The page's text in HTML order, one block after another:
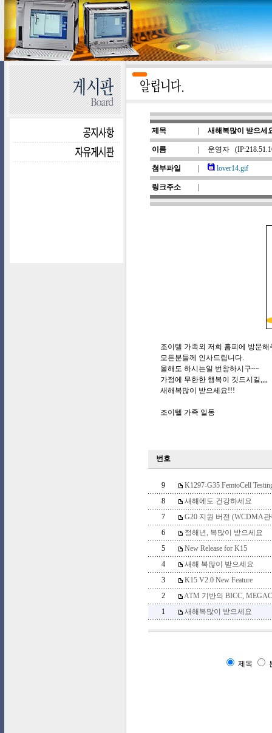
제목 새해복많이 받으세
이름 운영자
첨부파일 lover14.gif
링크주소
조이텔 가족외 저희 홈피에 방문해
모든분들께 인사드립니다.
올해도 하시는일 번창하시구~~
가정에 무한한 행복이 깃드시길,,,,
새해복많이 받으세요!!!
조이텔 가족 일동
번호
9
K1297-G35 FemtoCell
8
새해에도 건강하세요
7
G20 지원 버전 (WCDMA관
6
정해년, 복많이 받으세요
5
New Release for K15
4
새해 복많이 받으세요
3
K15 V2.0 New Feature
2
ATM 기반의 BICC,
1
새해복많이 받으세요
제목